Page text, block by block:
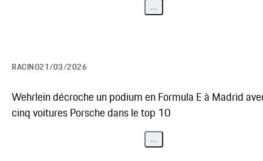
...
RACING21/03/2026
Wehrlein décroche un podium en Formula E à Madrid
cinq voitures Porsche dans le top 10
...